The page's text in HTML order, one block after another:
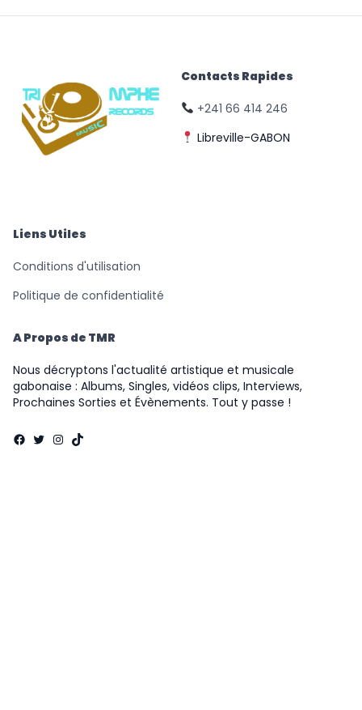
Contacts Rapides
+241 66 414 246
Libreville-GABON
Liens Utiles
Conditions d'utilisation
Politique de confidentialité
A Propos de TMR
Nous décryptons l'actualité artistique et musicale
gabonaise : Albums, Singles, vidéos clips, Interviews,
Prochaines Sorties et Évènements. Tout y passe !
Facebook
Twitter
Instagram
TikTok